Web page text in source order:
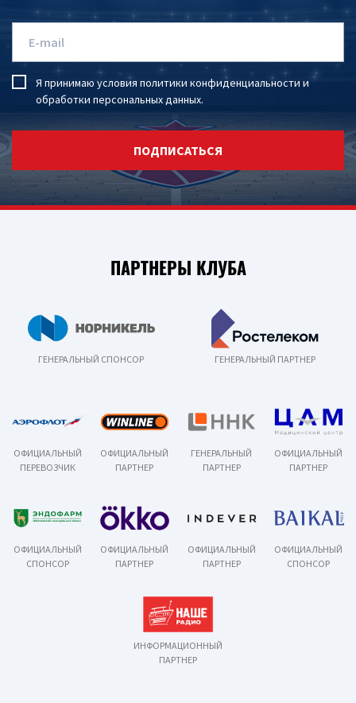
Я принимаю условия политики конфиденциальности и
обработки персональных данных.
ПОДПИСАТЬСЯ
ПАРТНЕРЫ КЛУБА
ГЕНЕРАЛЬНЫЙ СПОНСОР ГЕНЕРАЛЬНЫЙ ПАРТНЕР
ОФИЦИАЛЬНЫЙ
ПЕРЕВОЗЧИК
ОФИЦИАЛЬНЫЙ
ПАРТНЕР
ГЕНЕРАЛЬНЫЙ
ПАРТНЕР
ОФИЦИАЛЬНЫЙ
ПАРТНЕР
ОФИЦИАЛЬНЫЙ
СПОНСОР
ОФИЦИАЛЬНЫЙ
ПАРТНЕР
ОФИЦИАЛЬНЫЙ
ПАРТНЕР
ОФИЦИАЛЬНЫЙ
СПОНСОР
ИНФОРМАЦИОННЫЙ
ПАРТНЕР